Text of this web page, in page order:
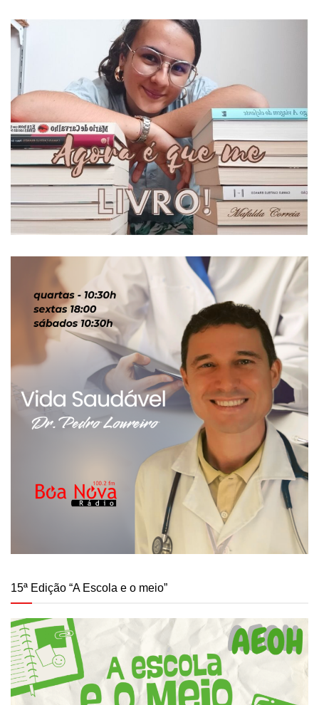
15ª Edição “A Escola e o meio”